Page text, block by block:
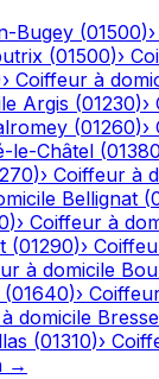
Bugey (01500)›
(01500)›
› Coiffeur à
Argis (01230)›
(01260)›
le-Châtel (01380
)› Coiffeur à
Bellignat (
)› Coiffeur à
(01290)›
à domicile
(01640)›
domicile
(01310)›
→